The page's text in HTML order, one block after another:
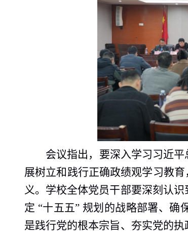
会议指出，要深入学习习近
展树立和践行正确政绩观学习教
义。学校全体党员干部要深刻认
定 “十五五” 规划的战略部署、确
是践行党的根本宗旨、夯实党的